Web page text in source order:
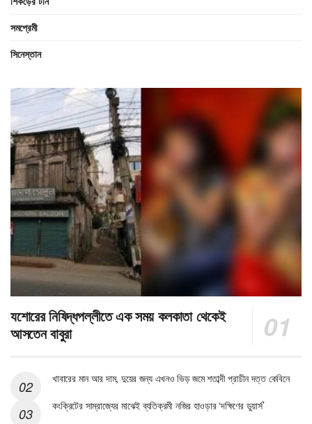
সমপ্রেমী
সিনেস্তান
যশোরের নিষিদ্ধপল্লীতে এক সময় কলকাতা থেকেই
আসতেন বাবুরা
খাবারের মান আর দাম, দুয়ের জন্য এখনও ভিড় জমে শতাব্দী প্রাচীন দত্ত কেবিনে
কংক্রিটের সাম্রাজ্যের মাঝেই ব্যতিক্রমী নজির হাওড়ার ‘দক্ষিণের ডুয়ার্স’